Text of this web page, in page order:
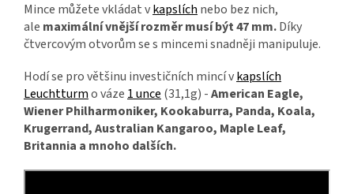
Mince můžete vkládat vkapslích nebo bez nich,
ale maximální vnější rozměr musí být 47 mm.Díky
čtvercovým otvorům se s mincemi snadněji manipuluje.
Hodí se pro většinu investičních mincí vkapslích
Leuchtturmo váze 1 unce (31,1g) -American Eagle,
Wiener Philharmoniker, Kookaburra, Panda, Koala,
Krugerrand, Australian Kangaroo, Maple Leaf,
Britannia a mnoho dalších.